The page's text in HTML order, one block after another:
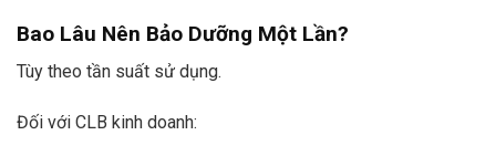
Bao Lâu Nên Bảo Dưỡng Một Lần?
Tùy theo tần suất sử dụng.
Đối với CLB kinh doanh: